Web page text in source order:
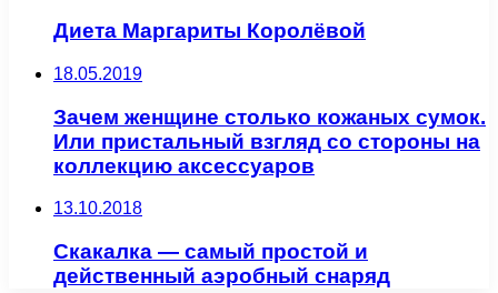
Диета Маргариты Королёвой
18.05.2019
Зачем женщине столько кожаных сумок.
Или пристальный взгляд со стороны на
коллекцию аксессуаров
13.10.2018
Скакалка — самый простой и
действенный аэробный снаряд